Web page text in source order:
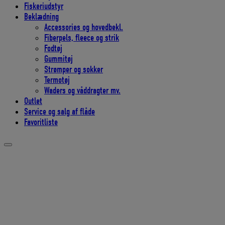
Fiskeriudstyr
Beklædning
Accessories og hovedbekl.
Fiberpels, fleece og strik
Fodtøj
Gummitøj
Strømper og sokker
Termotøj
Waders og våddragter mv.
Outlet
Service og salg af flåde
Favoritliste